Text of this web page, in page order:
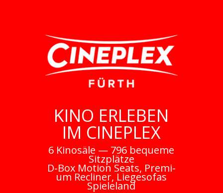
KINO ERLEBEN
IM CINEPLEX
6 Kino­sä­le — 796 beque­me
Sitzplätze
D‑Box Moti­on Seats, Pre­mi­
um Recli­ner, Liegesofas
Spie­le­land